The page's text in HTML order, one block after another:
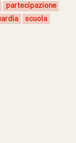
partecipazione
scuola